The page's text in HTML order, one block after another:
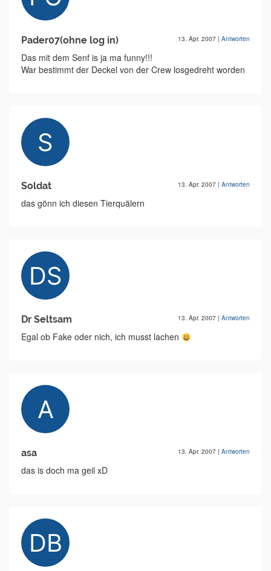
Pader07(ohne log in) 13. Apr. 2007 | Antworten
Das mit dem Senf is ja ma funny!!!
War bestimmt der Deckel von der Crew losgedreht worden
Soldat 13. Apr. 2007 | Antworten
das gönn ich diesen Tierquälern
Dr Seltsam 13. Apr. 2007 | Antworten
Egal ob Fake oder nich, ich musst lachen
asa 13. Apr. 2007 | Antworten
das is doch ma geil xD